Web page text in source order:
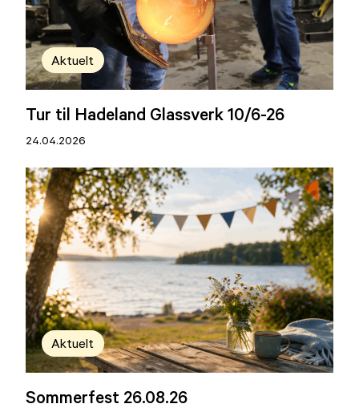
Aktuelt
Tur til Hadeland Glassverk 10/6-26
24.04.2026
Aktuelt
Sommerfest 26.08.26